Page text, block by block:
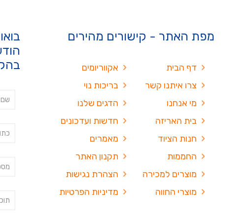
מפת האתר - קישורים מהירים
אקווריומים
בריכות נוי
הדגים שלנו
חדשות ועדכונים
מאמרים
תקנון האתר
הצהרת נגישות
מדיניות הפרטיות
דף הבית
צרו איתנו קשר
מי אנחנו
בית האריזה
חנות הציוד
החממות
מוצרים למכירה
מוצרי החווה